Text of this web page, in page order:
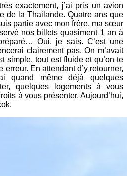
exactement, j’ai pris un avion
de la Thailande. Quatre ans que
partie avec mon frère, ma sœur
nos billets quasiment 1 an à
Oui, je sais. C’est une
clairement pas. On m’avait
simple, tout est fluide et qu’on te
En attendant d’y retourner,
quand même déjà quelques
quelques logements à vous
à vous présenter. Aujourd’hui,